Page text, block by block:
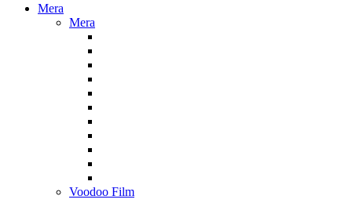
Mera
Mera
Voodoo Film